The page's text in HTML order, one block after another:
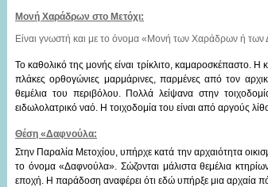
Μονή Χαράδρων στο Μετόχι:
Είναι γνωστή και με το όνομα «Μονή των Χαράδρων ή των
Το καθολικό της μονής είναι τρίκλιτο, καμαροσκέπαστο. Η
πλάκες ορθογώνιες μαρμάρινες, παρμένες από τον
θεμέλια του περιβόλου. Πολλά λείψανα στην
ειδωλολατρικό ναό. Η τοιχοδομία του είναι από αργούς
Θέση «Δαφνούλα:
Στην Παραλία Mετοχίου, υπήρχε κατά την αρχαιότητα
το όνομα «Δαφνούλα». Σώζονται μάλιστα θεμέλια
εποχή. Η παράδοση αναφέρει ότι εδώ υπήρξε μια αρχαία